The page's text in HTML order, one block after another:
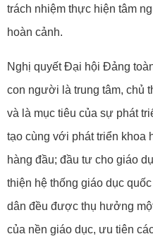
trách nhiệm thực hiện tâm
hoàn cảnh.
Nghị quyết Đại hội Đảng
con người là trung tâm, chủ
và là mục tiêu của sự phát
tạo cùng với phát triển khoa
hàng đầu; đầu tư cho giáo
thiện hệ thống giáo dục
dân đều được thụ hưởng
của nền giáo dục, ưu tiên